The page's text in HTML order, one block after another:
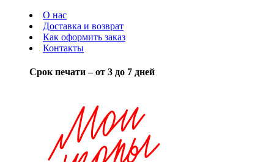
О нас
Доставка и возврат
Как оформить заказ
Контакты
Срок печати – от 3 до 7 дней